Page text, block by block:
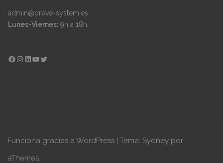
admin@preve-system.es
Lunes-Viernes: 9h a 18h.
Facebook Instagram LinkedIn YouTube Twitter
Funciona gracias a WordPress | Tema: Sydney por
aThemes.